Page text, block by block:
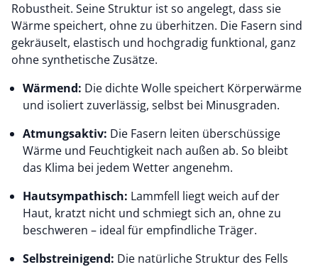
Robustheit. Seine Struktur ist so angelegt, dass sie
Wärme speichert, ohne zu überhitzen. Die Fasern sind
gekräuselt, elastisch und hochgradig funktional, ganz
ohne synthetische Zusätze.
Wärmend: Die dichte Wolle speichert Körperwärme
und isoliert zuverlässig, selbst bei Minusgraden.
Atmungsaktiv: Die Fasern leiten überschüssige
Wärme und Feuchtigkeit nach außen ab. So bleibt
das Klima bei jedem Wetter angenehm.
Hautsympathisch: Lammfell liegt weich auf der
Haut, kratzt nicht und schmiegt sich an, ohne zu
beschweren – ideal für empfindliche Träger.
Selbstreinigend: Die natürliche Struktur des Fells